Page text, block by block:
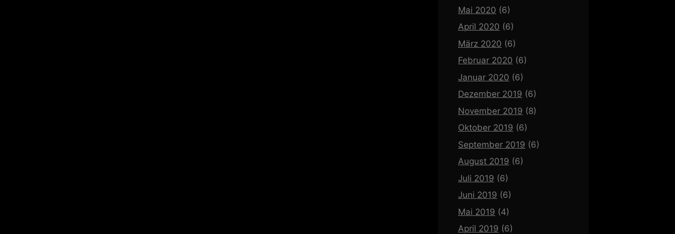
Mai 2020 (6)
April 2020 (6)
März 2020 (6)
Februar 2020 (6)
Januar 2020 (6)
Dezember 2019 (6)
November 2019 (8)
Oktober 2019 (6)
September 2019 (6)
August 2019 (6)
Juli 2019 (6)
Juni 2019 (6)
Mai 2019 (4)
April 2019 (6)